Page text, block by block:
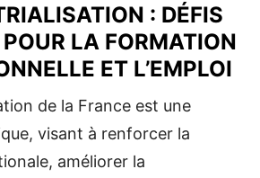
: DÉFIS
LA FORMATION
ET L’EMPLOI
de la France est une
visant à renforcer la
améliorer la